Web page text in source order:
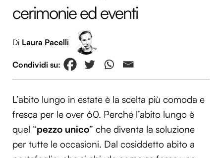
cerimonie ed eventi
Di Laura Pacelli
L’abito lungo in estate è la scelta più comoda e
fresca per le over 60. Perché l’abito lungo è
quel “pezzo unico” che diventa la soluzione
per tutte le occasioni. Dal cosiddetto abito a